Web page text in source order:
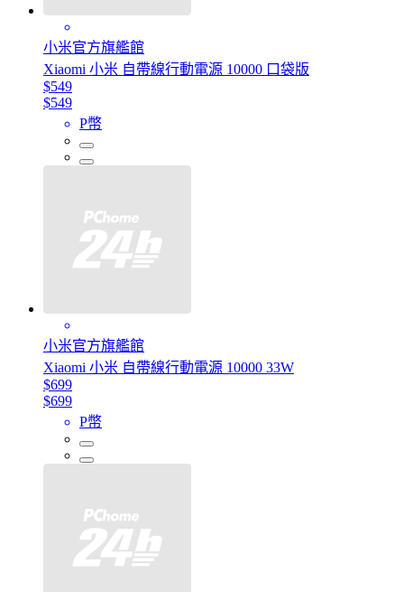
小米官方旗艦館
Xiaomi 小米 自帶線行動電源 10000 口袋版
$549
$549
P幣
小米官方旗艦館
Xiaomi 小米 自帶線行動電源 10000 33W
$699
$699
P幣